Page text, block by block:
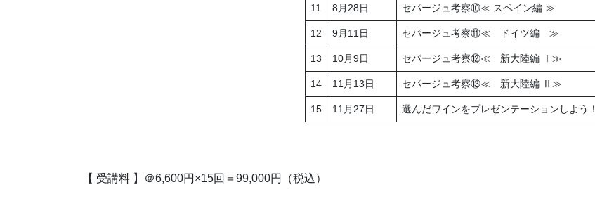
11 8月28日 セパージュ考察⑩≪ スペイン編 ≫
12 9月11日 セパージュ考察⑪≪ ドイツ編 ≫
13 10月9日 セパージュ考察⑫≪ 新大陸編 Ⅰ≫
14 11月13日 セパージュ考察⑬≪ 新大陸編 Ⅱ≫
15 11月27日 選んだワインをプレゼンテーションしよう！
【 受講料 】＠6,600円×15回＝99,000円（税込）